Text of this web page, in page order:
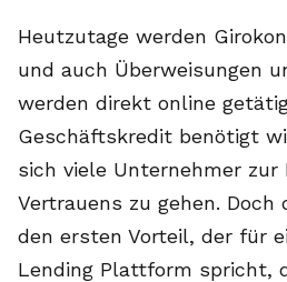
Heutzutage werden
und auch Überweisungen
werden direkt online
Geschäftskredit benötigt
sich viele Unternehmer zur
Vertrauens zu gehen.
den ersten Vorteil, der für
Lending Plattform spricht,